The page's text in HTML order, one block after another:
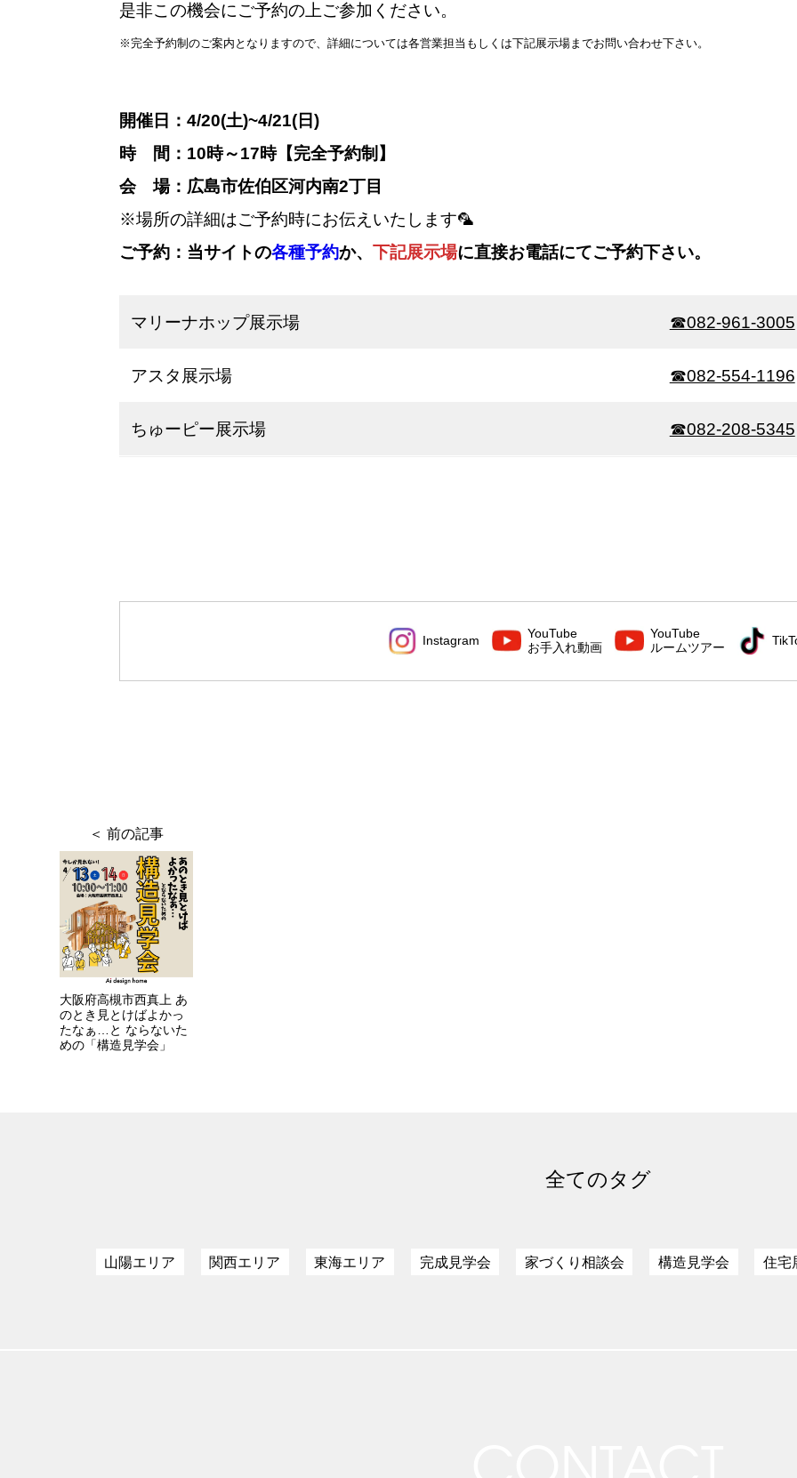
是非この機会にご予約の上ご参加ください。
※完全予約制のご案内となりますので、詳細については各営業担当もしくは下記展示場までお問い合わせ下さい。
開催日：4/20(土)~4/21(日)
時 間：10時～17時【完全予約制】
会 場：広島市佐伯区河内南2丁目
※場所の詳細はご予約時にお伝えいたします🦜
ご予約：当サイトの各種予約か、下記展示場に直接お電話にてご予約下さい。
マリーナホップ展示場 ☎082-961-3005
アスタ展示場 ☎082-554-1196
ちゅーピー展示場 ☎082-208-5345
Instagram
YouTube
お手入れ動画
YouTube
ルームツアー
大阪府高槻市西真上 あ
のとき見とけばよかっ
たなぁ…と ならないた
めの「構造見学会」
全てのタグ
山陽エリア 関西エリア 東海エリア 完成見学会 家づくり相談会 構造見学会 住宅